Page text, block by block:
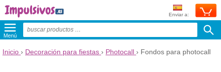
Enviar a:
Menú
Inicio › Decoración para fiestas › Photocall › Fondos para photocall